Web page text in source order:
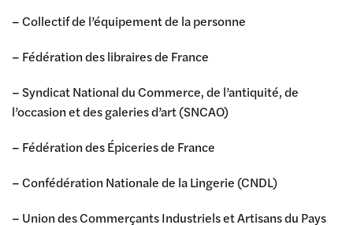
– Collectif de l’équipement de la personne
– Fédération des libraires de France
– Syndicat National du Commerce, de l’antiquité, de
l’occasion et des galeries d’art (SNCAO)
– Fédération des Épiceries de France
– Confédération Nationale de la Lingerie (CNDL)
– Union des Commerçants Industriels et Artisans du Pays